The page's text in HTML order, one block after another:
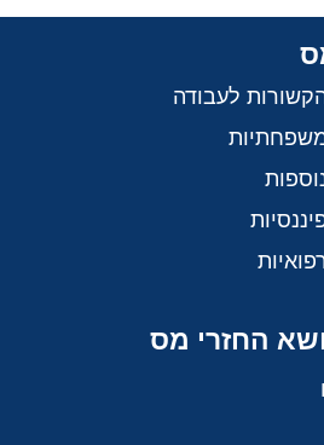
לעבודה
החזרי מס